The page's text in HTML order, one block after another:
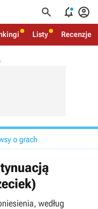
  
Listy Recenzje
o grach
według